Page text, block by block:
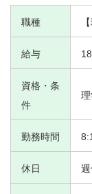
職種
給与
資格・条
件
勤務時間
休日 週